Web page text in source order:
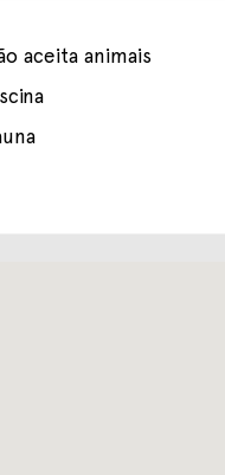
aceita animais